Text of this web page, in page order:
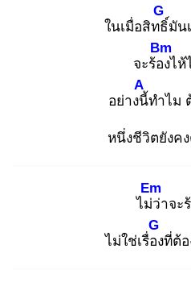
ในเมื่อสิทธิ์
G
มัน
จะร้อง
Bm
ไห้
อย่างนี้
A
ทำไม
หนึ่งชีวิตยังค
ไม่ว่
Em
าจะ
ไม่ใช่เรื่อง
G
ที่ต้